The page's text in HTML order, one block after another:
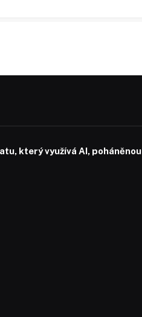
který využívá AI, poháněnou